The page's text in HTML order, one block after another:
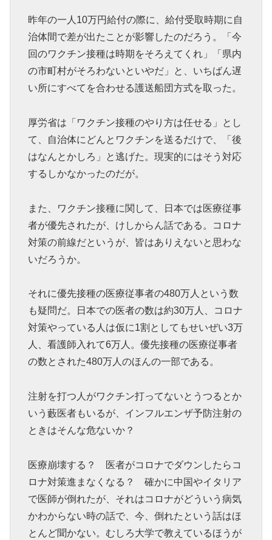
昨年の一人10万円給付の際に、給付受取時期に自
治体間で差が出たことが影響したのだろう。「今
回のワクチン接種は時期をそろえてくれ」「県内
の市町村がそろわないといやだ」と、いちばん遅
い所にすべてを合わせる護送船団方式を取った。
厚労省は「ワクチン接種のやり方は任せる」とし
て、自治体にどんとワクチンを送るだけで、「後
はなんとかしろ」と逃げた。現実的にはそう対応
するしかなかったのだが。
また、ワクチン接種に関して、日本では医療従事
者が優先されたが、けしからん話である。コロナ
対策の前線だというが、皆はありえないと思わな
いだろうか。
それに優先接種の医療従事者の480万人という数
も疑問だ。日本での医者の数は約30万人、コロナ
対策やっている人は仮に1割としてもせいぜい3万
人、看護師入れて6万人。優先接種の医療従事者
の数とされた480万人のほんの一部である。
注射を打つ人がワクチン打ってないとうつるとか
いう藪医者もいるが、インフルエンザ予防注射の
ときはそんな危ないか？
医療崩壊する？ 医者がコロナでダウンしたらコ
ロナ対策進まなくなる？ 確かに中国やイタリア
で医師が倒れたが、それはコロナがどういう病気
かわからない時の話で、今、倒れたという話はほ
とんど聞かない。むしろ大学で教えているほうが